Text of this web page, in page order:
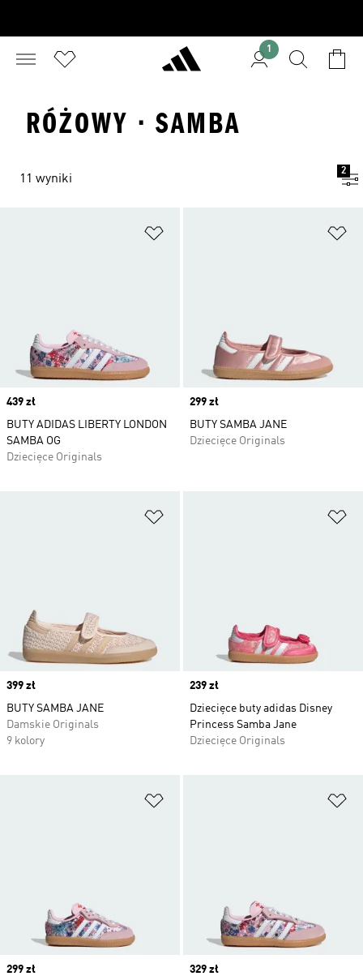
1
RÓŻOWY · SAMBA
11 wyniki
2
Price
439 zł
BUTY ADIDAS LIBERTY LONDON
SAMBA OG
Dziecięce Originals
Price
299 zł
BUTY SAMBA JANE
Dziecięce Originals
Price
399 zł
BUTY SAMBA JANE
Damskie Originals
9 kolory
Price
239 zł
Dziecięce buty adidas Disney
Princess Samba Jane
Dziecięce Originals
Price
299 zł
Price
329 zł